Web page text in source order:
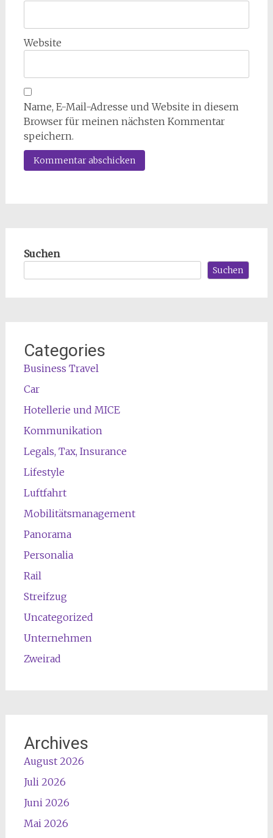
Website
Name, E-Mail-Adresse und Website in diesem
Browser für meinen nächsten Kommentar
speichern.
Suchen
Suchen
Categories
Business Travel
Car
Hotellerie und MICE
Kommunikation
Legals, Tax, Insurance
Lifestyle
Luftfahrt
Mobilitätsmanagement
Panorama
Personalia
Rail
Streifzug
Uncategorized
Unternehmen
Zweirad
Archives
August 2026
Juli 2026
Juni 2026
Mai 2026